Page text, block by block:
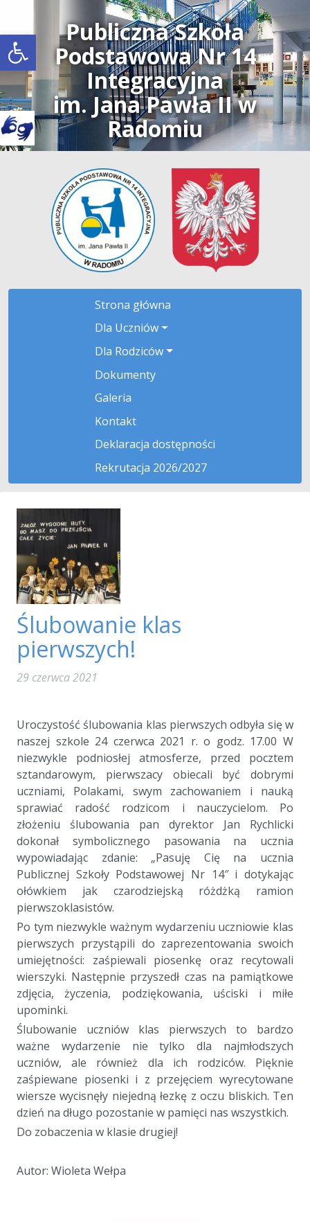
Open toolbar
Publiczna Szkoła
Podstawowa Nr 14
Integracyjna
im. Jana Pawła II w
Radomiu
Strona główna
Dla Uczniów
Dla Rodziców
Dokumenty
Galeria
Kontakt
Deklaracja dostępności
Rekrutacja 2026/2027
Ślubowanie klas
pierwszych!
29 czerwca 2021
Uroczystość ślubowania klas pierwszych odbyła się w
naszej szkole 24 czerwca 2021 r. o godz. 17.00 W
niezwykle podniosłej atmosferze, przed pocztem
sztandarowym, pierwszacy obiecali być dobrymi
uczniami, Polakami, swym zachowaniem i nauką
sprawiać radość rodzicom i nauczycielom. Po
złożeniu ślubowania pan dyrektor Jan Rychlicki
dokonał symbolicznego pasowania na ucznia
wypowiadając zdanie: „Pasuję Cię na ucznia
Publicznej Szkoły Podstawowej Nr 14″ i dotykając
ołówkiem jak czarodziejską różdżką ramion
pierwszoklasistów.
Po tym niezwykle ważnym wydarzeniu uczniowie klas
pierwszych przystąpili do zaprezentowania swoich
umiejętności: zaśpiewali piosenkę oraz recytowali
wierszyki. Następnie przyszedł czas na pamiątkowe
zdjęcia, życzenia, podziękowania, uściski i miłe
upominki.
Ślubowanie uczniów klas pierwszych to bardzo
ważne wydarzenie nie tylko dla najmłodszych
uczniów, ale również dla ich rodziców. Pięknie
zaśpiewane piosenki i z przejęciem wyrecytowane
wiersze wycisnęły niejedną łezkę z oczu bliskich. Ten
dzień na długo pozostanie w pamięci nas wszystkich.
Do zobaczenia w klasie drugiej!
Autor: Wioleta Wełpa